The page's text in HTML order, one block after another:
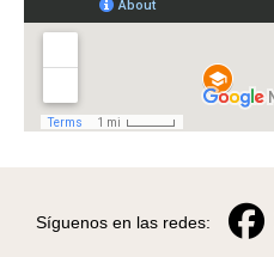
Síguenos en las redes: